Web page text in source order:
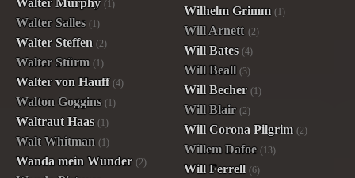
Walter Murphy (1)
Walter Salles (1)
Walter Steffen (2)
Walter Stürm (1)
Walter von Hauff (4)
Walton Goggins (1)
Waltraut Haas (1)
Walt Whitman (1)
Wanda mein Wunder (2)
Wilhelm Grimm (1)
Will Arnett (2)
Will Bates (4)
Will Beall (3)
Will Becher (1)
Will Blair (2)
Will Corona Pilgrim (2)
Willem Dafoe (13)
Will Ferrell (6)